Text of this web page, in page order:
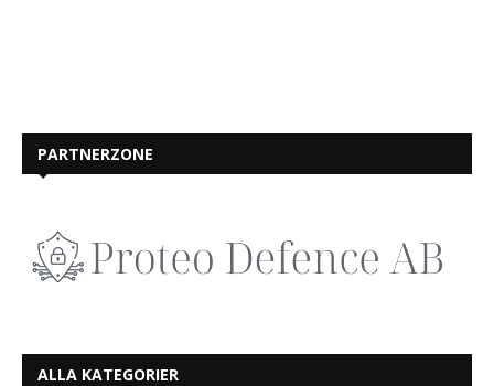
PARTNERZONE
ALLA KATEGORIER